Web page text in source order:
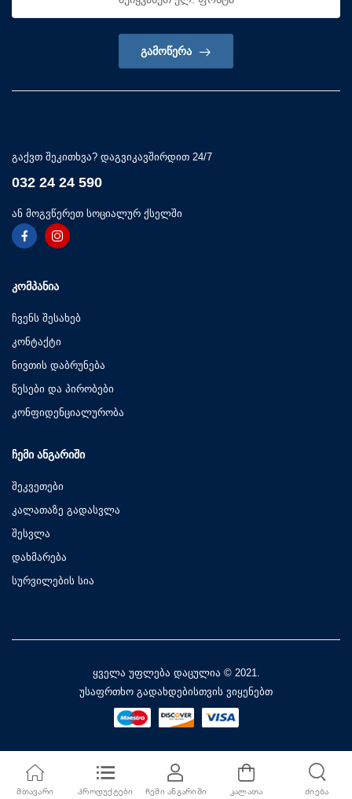
ᲒᲐᲛᲝᲬᲔᲠᲐ
გაქვთ შეკითხვა? დაგვიკავშირდით 24/7
032 24 24 590
ან მოგვწერეთ სოციალურ ქსელში
ᲙᲝᲛᲞᲐᲜᲘᲐ
ჩვენს შესახებ
კონტაქტი
ნივთის დაბრუნება
წესები და პირობები
კონფიდენციალურობა
ᲩᲔᲛᲘ ᲐᲜᲒᲐᲠᲘᲨᲘ
შეკვეთები
კალათაზე გადასვლა
შესვლა
დახმარება
სურვილების სია
ყველა უფლება დაცულია © 2021.
უსაფრთხო გადახდებისთვის ვიყენებთ
ᲛᲗᲐᲕᲐᲠᲘ ᲞᲠᲝᲓᲣᲥᲢᲔᲑᲘ ᲩᲔᲛᲘ ᲐᲜᲒᲐᲠᲘᲨᲘ ᲙᲐᲚᲐᲗᲐ ᲫᲘᲔᲑᲐ